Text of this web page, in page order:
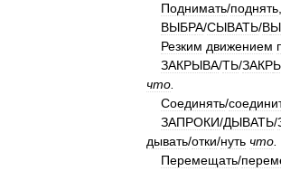
Поднимать/поднять
ВЫБРА/СЫВАТЬ/ВЫ
Резким движением
ЗАКРЫВА/ТЬ/ЗАКР
что
Соединять/
ЗАПРОКИ/ДЫВАТЬ/
дывать/отки/нуть что
Перемещать/